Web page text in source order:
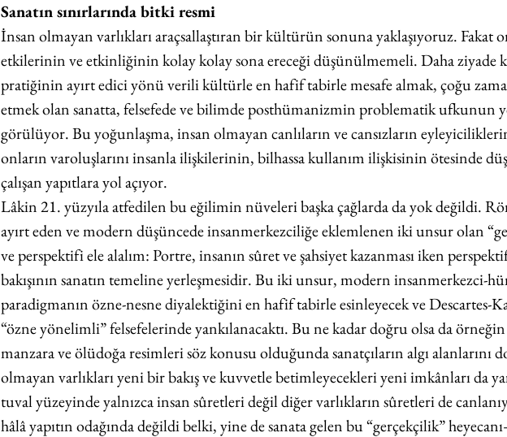
Sanatın sınırlarında bitki resmi
İnsan olmayan varlıkları araçsallaştıran bir kültürün sonuna yaklaşıyoruz. Fakat
etkilerinin ve etkinliğinin kolay kolay sona ereceği düşünülmemeli. Daha ziyade
pratiğinin ayırt edici yönü verili kültürle en hafif tabirle mesafe almak, çoğu
etmek olan sanatta, felsefede ve bilimde posthümanizmin problematik ufkunun
görülüyor. Bu yoğunlaşma, insan olmayan canlıların ve cansızların
onların varoluşlarını insanla ilişkilerinin, bilhassa kullanım ilişkisinin ötesinde
çalışan yapıtlara yol açıyor.
Lâkin 21. yüzyıla atfedilen bu eğilimin nüveleri başka çağlarda da yok değildi.
ayırt eden ve modern düşüncede insanmerkezciliğe eklemlenen iki unsur olan
ve perspektifi ele alalım: Portre, insanın sûret ve şahsiyet kazanması iken
bakışının sanatın temeline yerleşmesidir. Bu iki unsur, modern insanmerkezci-
paradigmanın özne-nesne diyalektiğini en hafif tabirle esinleyecek ve Descartes-
“özne yönelimli” felsefelerinde yankılanacaktı. Bu ne kadar doğru olsa da
manzara ve ölüdoğa resimleri söz konusu olduğunda sanatçıların algı alanlarını
olmayan varlıkları yeni bir bakış ve kuvvetle betimleyecekleri yeni imkânları da
tuval yüzeyinde yalnızca insan sûretleri değil diğer varlıkların sûretleri de
hâlâ yapıtın odağında değildi belki, yine de sanata gelen bu “gerçekçilik”